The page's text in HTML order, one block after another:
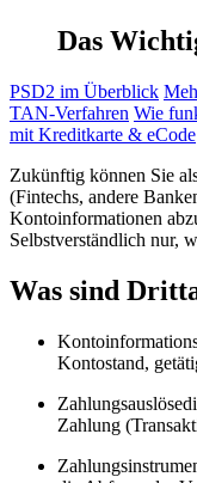
Das
PSD2 im Überblick
TAN-Verfahren Wie
mit Kreditkarte & eCode
Zukünftig können Sie
(Fintechs, andere
Kontoinformationen
Selbstverständlich nur,
Was sind
Kontostand,
Zahlung